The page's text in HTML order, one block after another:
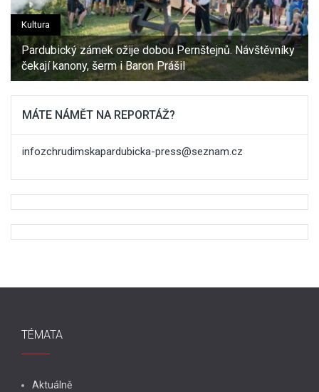
Kultura
Pardubický zámek ožije dobou Pernštejnů. Návštěvníky
čekají kanony, šerm i Baron Prášil
MÁTE NÁMĚT NA REPORTÁŽ?
infozchrudimskapardubicka-press@seznam.cz
TÉMATA
Aktuálně